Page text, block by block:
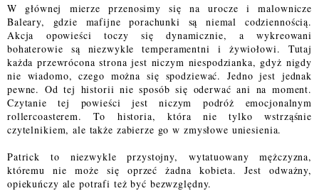
W głównej mierze przenosimy się na urocze i malownicze
Baleary, gdzie mafijne porachunki są niemal codziennością.
Akcja opowieści toczy się dynamicznie, a wykreowani
bohaterowie są niezwykle temperamentni i żywiołowi. Tutaj
każda przewrócona strona jest niczym niespodzianka, gdyż nigdy
nie wiadomo, czego można się spodziewać. Jedno jest jednak
pewne. Od tej historii nie sposób się oderwać ani na moment.
Czytanie tej powieści jest niczym podróż emocjonalnym
rollercoasterem. To historia, która nie tylko wstrząśnie
czytelnikiem, ale także zabierze go w zmysłowe uniesienia.
Patrick to niezwykle przystojny, wytatuowany mężczyzna,
któremu nie może się oprzeć żadna kobieta. Jest odważny,
opiekuńczy ale potrafi też być bezwzględny.